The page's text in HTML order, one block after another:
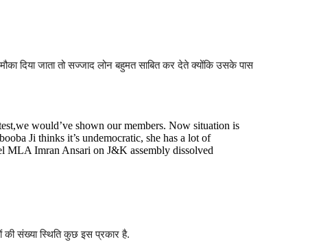
दिया जाता तो सज्जाद लोन बहुमत साबित कर देते क्योंकि उसके पास
would’ve shown our members. Now situation is
Ji thinks it’s undemocratic, she has a lot of
MLA Imran Ansari on J&K assembly dissolved
की संख्या स्थिति कुछ इस प्रकार है.